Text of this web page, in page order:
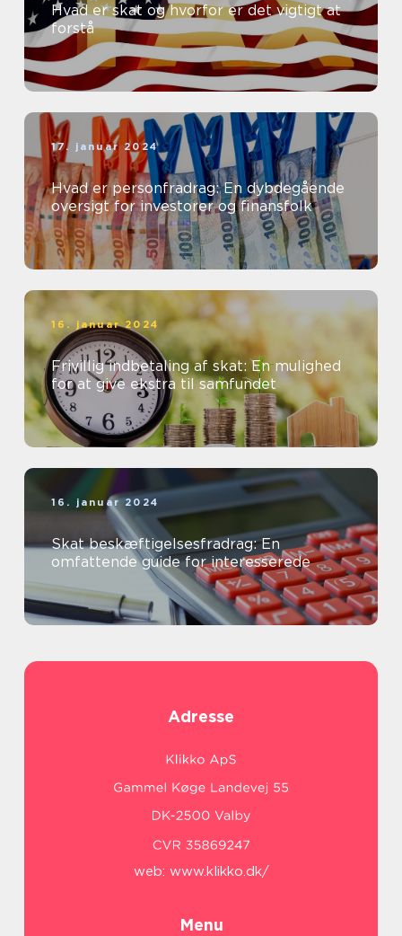
Hvad er skat og hvorfor er det vigtigt at
forstå
17. januar 2024
Hvad er personfradrag: En dybdegående
oversigt for investorer og finansfolk
16. januar 2024
Frivillig indbetaling af skat: En mulighed
for at give ekstra til samfundet
16. januar 2024
Skat beskæftigelsesfradrag: En
omfattende guide for interesserede
Adresse
web: www.klikko.dk/
Menu